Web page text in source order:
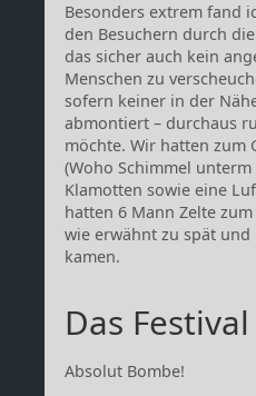
Besonders extrem fand
den Besuchern durch
das sicher auch kein
Menschen zu
sofern keiner in der
abmontiert – durchaus
möchte. Wir hatten zum
(Woho Schimmel
Klamotten sowie eine
hatten 6 Mann Zelte
wie erwähnt zu spät
kamen.
Das Festival
Absolut Bombe!